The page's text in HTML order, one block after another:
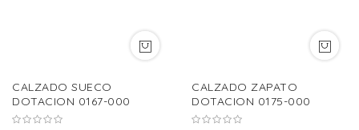
CALZADO SUECO
DOTACION 0167-000
CALZADO ZAPATO
DOTACION 0175-000